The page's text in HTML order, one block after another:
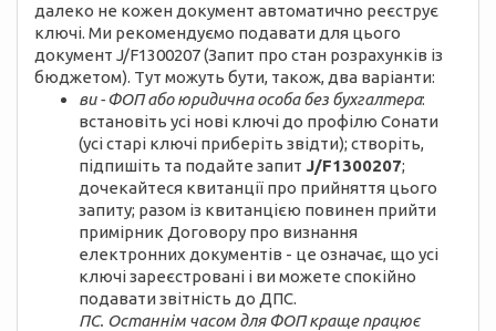
далеко не кожен документ автоматично реєструє
ключі. Ми рекомендуємо подавати для цього
документ J/F1300207 (Запит про стан розрахунків із
бюджетом). Тут можуть бути, також, два варіанти:
ви - ФОП або юридична особа без бухгалтера:
встановіть усі нові ключі до профілю Сонати
(усі старі ключі приберіть звідти); створіть,
підпишіть та подайте запит J/F1300207;
дочекайтеся квитанції про прийняття цього
запиту; разом із квитанцією повинен прийти
примірник Договору про визнання
електронних документів - це означає, що усі
ключі зареєстровані і ви можете спокійно
подавати звітність до ДПС.
ПС. Останнім часом для ФОП краще працює